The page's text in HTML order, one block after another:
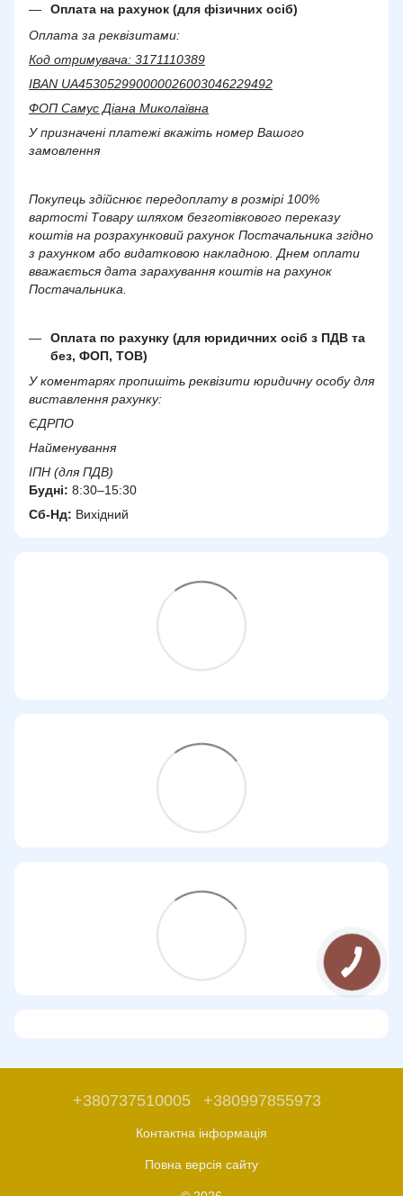
Оплата на рахунок (для фізичних осіб)
Оплата за реквізитами:
Код отримувача: 3171110389
IBAN UA453052990000026003046229492
ФОП Самус Діана Миколаївна
У призначені платежі вкажіть номер Вашого
замовлення
Покупець здійснює передоплату в розмірі 100%
вартості Товару шляхом безготівкового переказу
коштів на розрахунковий рахунок Постачальника згідно
з рахунком або видатковою накладною. Днем оплати
вважається дата зарахування коштів на рахунок
Постачальника.
Оплата по рахунку (для юридичних осіб з ПДВ та
без, ФОП, ТОВ)
У коментарях пропишіть реквізити юридичну особу для
виставлення рахунку:
ЄДРПО
Найменування
ІПН (для ПДВ)
Будні: 8:30–15:30
Сб-Нд: Вихідний
+380737510005 +380997855973
Контактна інформація
Повна версія сайту